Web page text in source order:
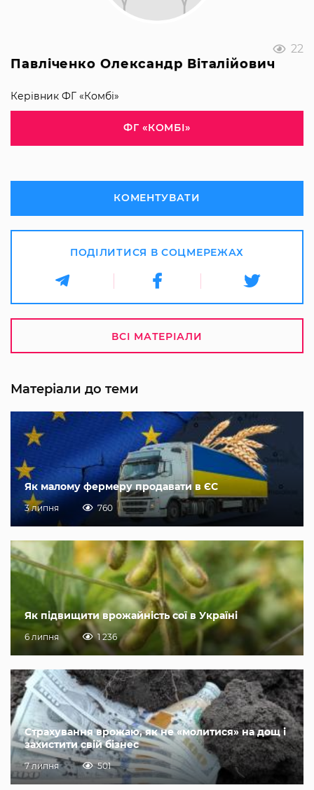
22
Павліченко Олександр Віталійович
Керівник ФГ «Комбі»
ФГ «КОМБІ»
КОМЕНТУВАТИ
ПОДІЛИТИСЯ В СОЦМЕРЕЖАХ
ВСІ МАТЕРІАЛИ
Матеріали до теми
Як малому фермеру продавати в ЄС
3 липня 760
Як підвищити врожайність сої в Україні
6 липня 1 236
Страхування врожаю, як не «молитися» на дощ і
захистити свій бізнес
7 липня 501